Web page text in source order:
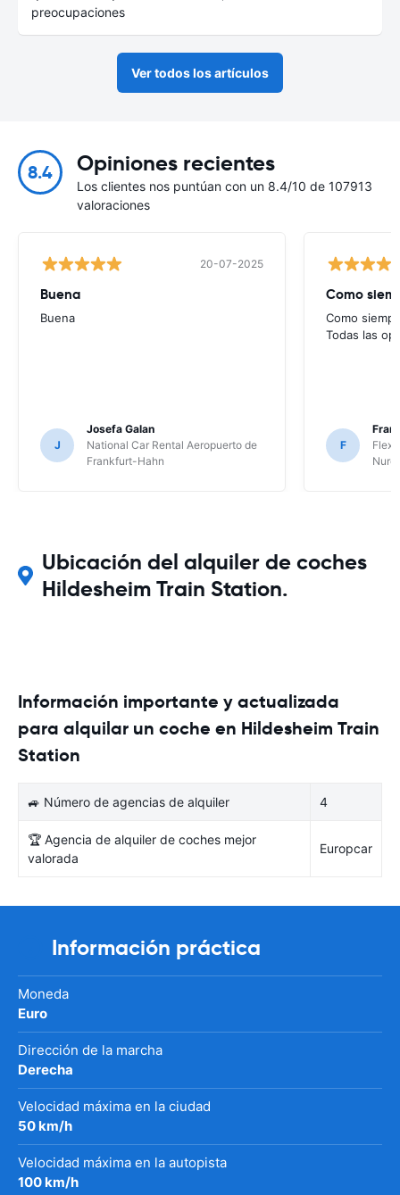
preocupaciones
Ver todos los artículos
8.4 Opiniones recientes
Los clientes nos puntúan con un 8.4/10 de 107913
valoraciones
20-07-2025
Buena
Buena
J
Josefa Galan
National Car Rental Aeropuerto de
Frankfurt-Hahn
Como
Como
Todas las
F
Flex
Ubicación del alquiler de coches
Hildesheim Train Station.
Información importante y actualizada
para alquilar un coche en Hildesheim Train
Station
🚙 Número de agencias de alquiler 4
🏆 Agencia de alquiler de coches mejor
valorada
Europcar
Información práctica
Moneda
Euro
Dirección de la marcha
Derecha
Velocidad máxima en la ciudad
50 km/h
Velocidad máxima en la autopista
100 km/h